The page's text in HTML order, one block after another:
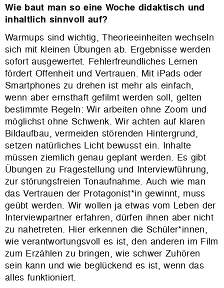
Wie baut man so eine Woche didaktisch und
inhaltlich sinnvoll auf?
Warmups sind wichtig, Theorieeinheiten wechseln
sich mit kleinen Übungen ab. Ergebnisse werden
sofort ausgewertet. Fehlerfreundliches Lernen
fördert Offenheit und Vertrauen. Mit iPads oder
Smartphones zu drehen ist mehr als einfach,
wenn aber ernsthaft gefilmt werden soll, gelten
bestimmte Regeln: Wir arbeiten ohne Zoom und
möglichst ohne Schwenk. Wir achten auf klaren
Bildaufbau, vermeiden störenden Hintergrund,
setzen natürliches Licht bewusst ein. Inhalte
müssen ziemlich genau geplant werden. Es gibt
Übungen zu Fragestellung und Interviewführung,
zur störungsfreien Tonaufnahme. Auch wie man
das Vertrauen der Protagonist*in gewinnt, muss
geübt werden. Wir wollen ja etwas vom Leben der
Interviewpartner erfahren, dürfen ihnen aber nicht
zu nahetreten. Hier erkennen die Schüler*innen,
wie verantwortungsvoll es ist, den anderen im Film
zum Erzählen zu bringen, wie schwer Zuhören
sein kann und wie beglückend es ist, wenn das
alles funktioniert.